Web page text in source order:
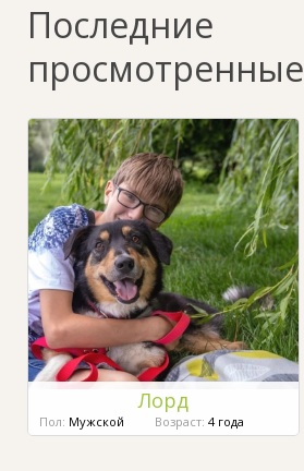
Последние
просмотренные
Лорд
Пол: Мужской Возраст: 4 года